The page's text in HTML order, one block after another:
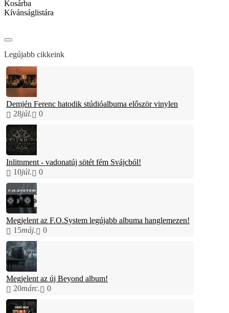
Kosárba
Kívánságlistára
Legújabb cikkeink
Demjén Ferenc hatodik stúdióalbuma először vinylen
28júl. 0
Inlitnment - vadonatúj sötét fém Svájcból!
10júl. 0
Megjelent az F.O.System legújabb albuma hanglemezen!
15máj. 0
Megjelent az új Beyond album!
20márc. 0